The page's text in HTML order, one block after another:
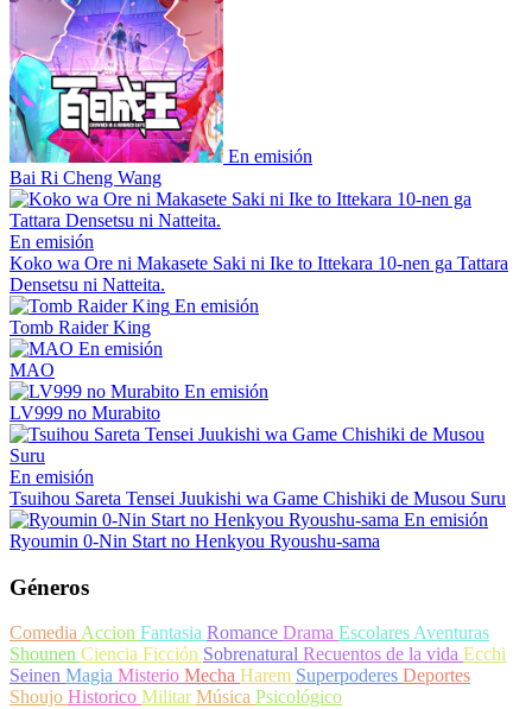
En emisión
Bai Ri Cheng Wang
En emisión
Koko wa Ore ni Makasete Saki ni Ike to Ittekara 10-nen ga Tattara
Densetsu ni Natteita.
En emisión
Tomb Raider King
En emisión
MAO
En emisión
LV999 no Murabito
En emisión
Tsuihou Sareta Tensei Juukishi wa Game Chishiki de Musou Suru
En emisión
Ryoumin 0-Nin Start no Henkyou Ryoushu-sama
Géneros
ComediaAccion Fantasia Romance Drama EscolaresAventuras
Shounen Ciencia Ficción Sobrenatural Recuentos de la vida Ecchi
Seinen Magia Misterio Mecha Harem Superpoderes Deportes
Shoujo Historico MilitarMúsica Psicológico